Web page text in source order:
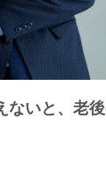
ないと、老